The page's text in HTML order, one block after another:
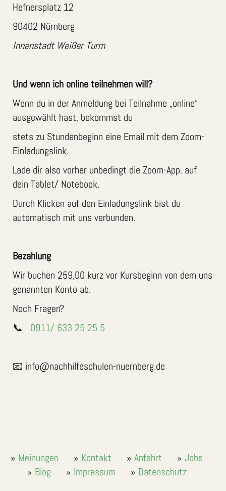
Hefnersplatz 12
90402 Nürnberg
Innenstadt Weißer Turm
Und wenn ich online teilnehmen will?
Wenn du in der Anmeldung bei Teilnahme „online“
ausgewählt hast, bekommst du
stets zu Stundenbeginn eine Email mit dem Zoom-
Einladungslink.
Lade dir also vorher unbedingt die Zoom-App. auf
dein Tablet/ Notebook.
Durch Klicken auf den Einladungslink bist du
automatisch mit uns verbunden.
Bezahlung
Wir buchen 259,00 kurz vor Kursbeginn von dem uns
genannten Konto ab.
Noch Fragen?
📞 0911/ 633 25 25 5
📧 info@nachhilfeschulen-nuernberg.de
Meinungen Kontakt Anfahrt
Jobs
Blog
Impressum Datenschutz